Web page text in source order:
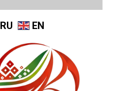
RU EN